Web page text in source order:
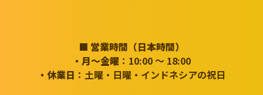
■ 営業時間（日本時間）
・月～金曜 ：10:00 ～ 18:00
・休業日 ：土曜・日曜・インドネシアの祝日